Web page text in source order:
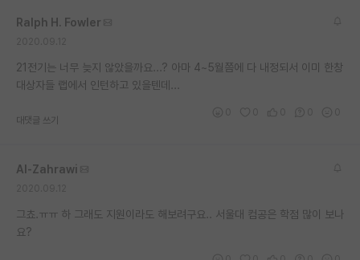
Ralph H. Fowler
21전기는 너무 늦지 않았을까요...? 아마 4~5월쯤에 다 내정되서 이미 한창
대상자들 랩에서 인턴하고 있을텐데...
대댓글 쓰기
Al-Zahrawi
그쵸.ㅠㅠ 하 그래도 지원이라도 해보려구요.. 서울대 컴공은 학점 많이 보나
요?